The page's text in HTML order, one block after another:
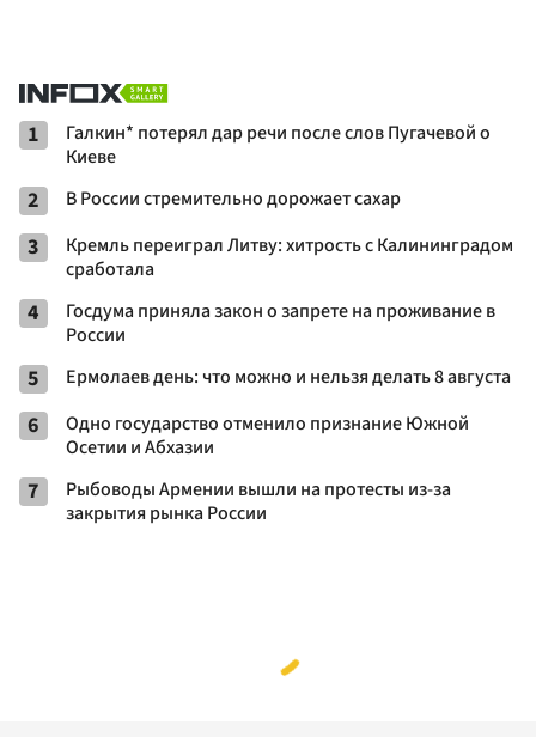
1
Галкин* потерял дар речи после слов Пугачевой о
Киеве
2 В России стремительно дорожает сахар
3
Кремль переиграл Литву: хитрость с Калининградом
сработала
4
Госдума приняла закон о запрете на проживание в
России
5 Ермолаев день: что можно и нельзя делать 8 августа
6
Одно государство отменило признание Южной
Осетии и Абхазии
7
Рыбоводы Армении вышли на протесты из-за
закрытия рынка России